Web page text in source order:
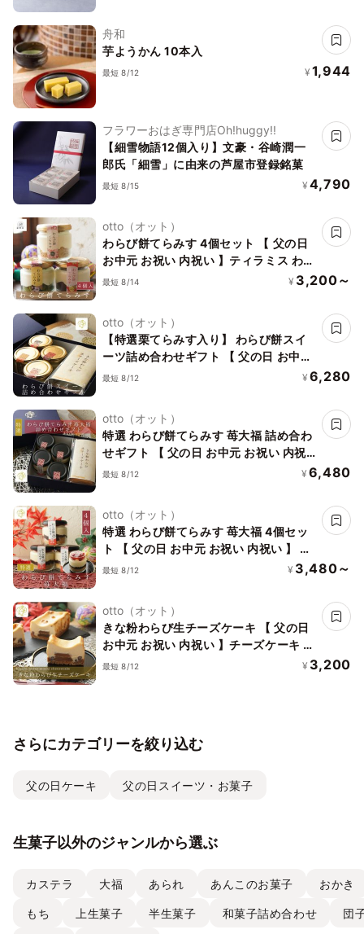
舟和
芋ようかん 10本入
最短 8/12 ¥ 1,944
フラワーおはぎ専門店Oh!huggy!!
【細雪物語12個入り】文豪・谷崎潤一
郎氏「細雪」に由来の芦屋市登録銘菓
最短 8/15 ¥ 4,790
otto（オット）
わらび餅てらみす 4個セット 【 父の日
お中元 お祝い 内祝い 】ティラミス わら
びもち お祝い 手土産 誕生日 引越祝い
チーズ きなこ 宇治 抹茶 ミルク ココア
洋菓子 和菓子 冷凍発送
最短 8/14 ¥ 3,200～
otto（オット）
【特選栗てらみす入り】 わらび餅スイ
ーツ詰め合わせギフト 【 父の日 お中元
お祝い 内祝い 】 和スイーツ ティラミス
沢 ご褒美 お返し 国産 きなこ 宇治 抹茶
ココア 栗 洋菓子 和菓子 冷凍発送
最短 8/12 ¥ 6,280
otto（オット）
特選 わらび餅てらみす 苺大福 詰め合わ
せギフト 【 父の日 お中元 お祝い 内祝
い 】 ティラミス わらびもち 苺大福 手
し 国産 マスカルポーネチーズ きなこ い
ちご あずき 苺大福 洋菓子 和菓子 冷凍
発送
最短 8/12 ¥ 6,480
otto（オット）
特選 わらび餅てらみす 苺大福 4個セッ
ト 【 父の日 お中元 お祝い 内祝い 】 テ
ィラミス わらびもち 手土産 誕生日 引越
ポーネチーズ きなこ いちご あずき 苺大
福 洋菓子 和菓子 冷凍発送
最短 8/12 ¥ 3,480～
otto（オット）
きな粉わらび生チーズケーキ 【 父の日
お中元 お祝い 内祝い 】チーズケーキ わ
らびもち お祝い 手土産 誕生日 引越祝い
最短 8/12 ¥ 3,200
さらにカテゴリーを絞り込む
父の日ケーキ 父の日スイーツ・お菓子
生菓子以外のジャンルから選ぶ
カステラ 大福 あられ あんこのお菓子 おかき
もち 上生菓子 半生菓子 和菓子詰め合わせ 団